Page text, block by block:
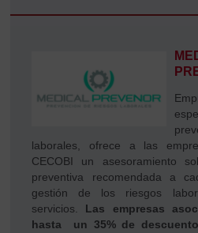
laborales, ofrece a las
CECOBI un asesoramiento
preventiva recomendada a
gestión de los riesgos
servicios. Las empresas
hasta un 35% de descuento